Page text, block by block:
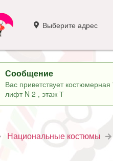
Выберите адрес
Сообщение
Вас приветствует
лифт N 2 , этаж Т
Национальные костюмы